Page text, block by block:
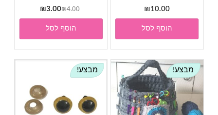
₪10.00
הוסף לסל
₪4.00
המחיר
המקורי
היה:
₪4.00.
₪3.00
המחיר
הנוכחי
₪3.00.
הוסף לסל
מבצע! מבצע!